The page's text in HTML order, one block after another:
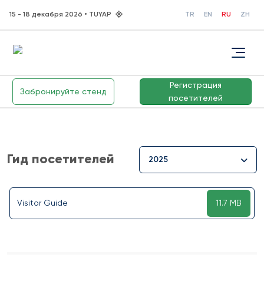
15 - 18 декабря 2026 • TUYAP TR EN RU ZH
Забронируйте стенд
Регистрация
посетителей
Гид посетителей 2025
Visitor Guide 11.7 MB